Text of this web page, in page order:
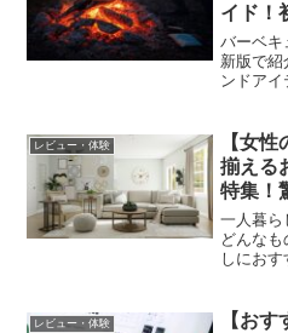
イド！
バーベキ
新版で紹
ンドアイ
レビュー・体験
【女
揃える
特集！
一人暮ら
どんな
しにお
紹介す
レビュー・体験
【お